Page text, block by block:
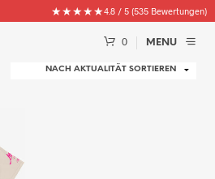
★★★★★4.8 / 5 (535 Bewertungen)
0 MENU